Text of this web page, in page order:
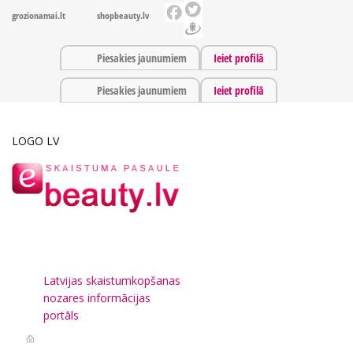
grozionamai.lt shopbeauty.lv
Piesakies jaunumiem Ieiet profilā
Piesakies jaunumiem Ieiet profilā
LOGO LV
Latvijas skaistumkopšanas
nozares informācijas
portāls